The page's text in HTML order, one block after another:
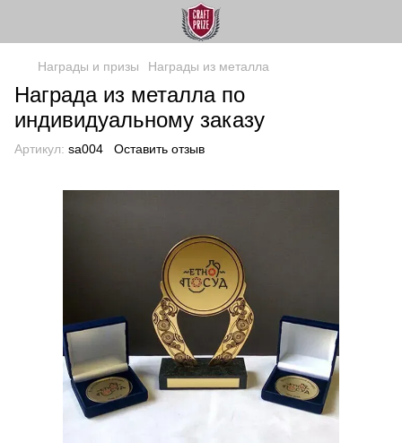
Награды и призы Награды из металла
Награда из металла по
индивидуальному заказу
Артикул: sa004 Оставить отзыв